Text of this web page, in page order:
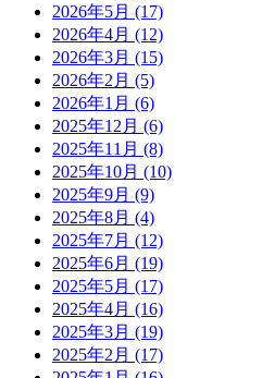
2026年5月 (17)
2026年4月 (12)
2026年3月 (15)
2026年2月 (5)
2026年1月 (6)
2025年12月 (6)
2025年11月 (8)
2025年10月 (10)
2025年9月 (9)
2025年8月 (4)
2025年7月 (12)
2025年6月 (19)
2025年5月 (17)
2025年4月 (16)
2025年3月 (19)
2025年2月 (17)